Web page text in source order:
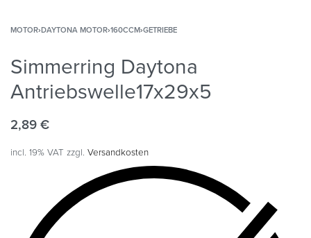
MOTOR›DAYTONA MOTOR›160CCM›GETRIEBE
Simmerring Daytona
Antriebswelle17x29x5
2,89 €
incl. 19% VAT zzgl. Versandkosten